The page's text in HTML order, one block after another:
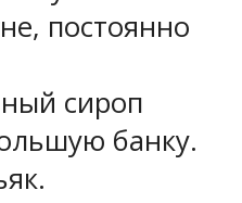
постоянно
сироп
банку.